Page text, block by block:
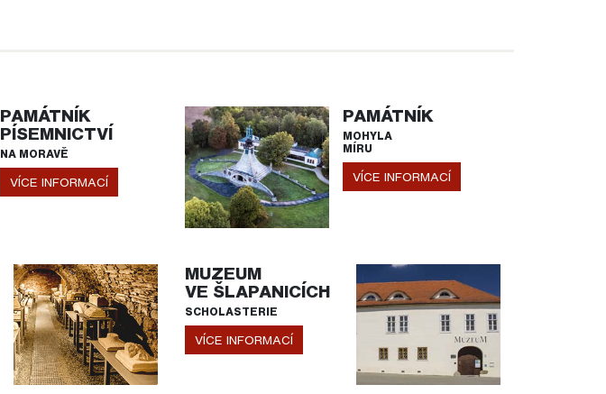
PAMÁTNÍK
PÍSEMNICTVÍ
NA MORAVĚ
VÍCE INFORMACÍ
PAMÁTNÍK
MOHYLA
MÍRU
VÍCE INFORMACÍ
MUZEUM
VE ŠLAPANICÍCH
SCHOLASTERIE
VÍCE INFORMACÍ